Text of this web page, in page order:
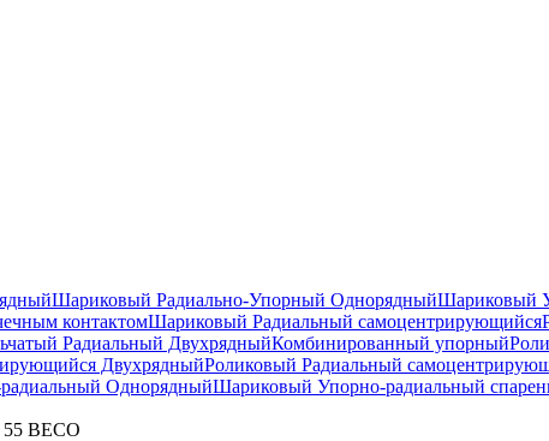
Шариковый Радиально-Упорный ОднорядныйШариковый
контактомШариковый Радиальный самоцентрирующийся
Радиальный ДвухрядныйКомбинированный упорный
ДвухрядныйРоликовый Радиальный
ОднорядныйШариковый Упорно-радиальный
BECO